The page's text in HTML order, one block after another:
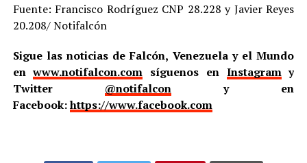
Fuente: Francisco Rodríguez CNP 28.228 y Javier Reyes
20.208/ Notifalcón
Sigue las noticias de Falcón, Venezuela y el Mundo
enwww.notifalcon.com síguenos en Instagramy
Twitter @notifalcony en
Facebook:https://www.facebook.com